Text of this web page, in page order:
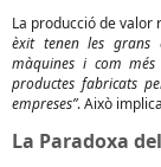
La producció de valor
èxit tenen les grans
màquines i com
productes fabricats
empreses”. Això
La Paradoxa